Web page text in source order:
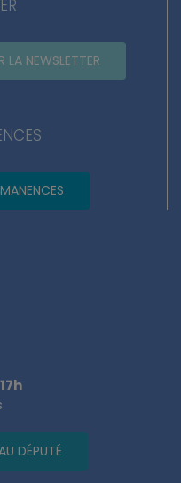
LA NEWSLETTER
DÉPUTÉ